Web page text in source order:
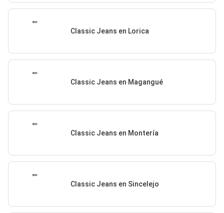
Classic Jeans en Lorica
Classic Jeans en Magangué
Classic Jeans en Montería
Classic Jeans en Sincelejo